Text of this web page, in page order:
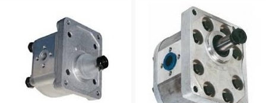
PORTE 60808793
71719407 NUOVI